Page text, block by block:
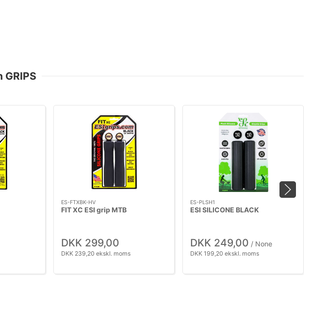
ES-FTXBK-HV
FIT XC ESI grip MTB
DKK 299,00
DKK 239,20 ekskl. moms
ES-PLSH1
ESI SILICONE BLACK
DKK 249,00 / None
DKK 199,20 ekskl. moms